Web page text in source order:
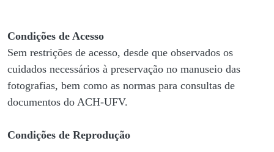
Condições de Acesso
Sem restrições de acesso, desde que observados os
cuidados necessários à preservação no manuseio das
fotografias, bem como as normas para consultas de
documentos do ACH-UFV.
Condições de Reprodução